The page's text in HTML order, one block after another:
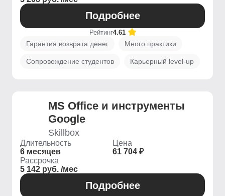
Подробнее
Рейтинг4.61
Гарантия возврата денег Много практики
Сопровождение студентов Карьерный level-up
MS Office и инструменты
Google
Skillbox
Длительность
6 месяцев
Цена
61 704 ₽
Рассрочка
5 142 руб. /мес
Подробнее